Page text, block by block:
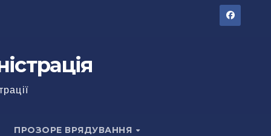
ПРОЗОРЕ ВРЯДУВАННЯ